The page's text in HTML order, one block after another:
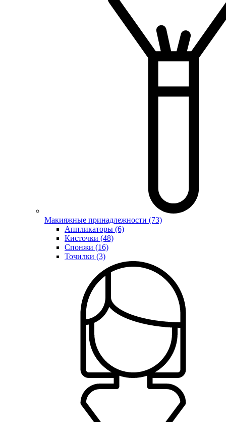
Макияжные принадлежности (73)
Аппликаторы (6)
Кисточки (48)
Спонжи (16)
Точилки (3)